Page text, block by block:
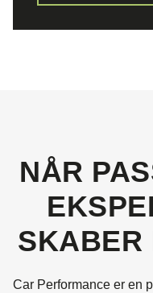
NÅR
SKABER
Car Performance er en